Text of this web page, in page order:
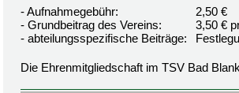
- Aufnahmegebühr:
- Grundbeitrag des Vereins:
- abteilungsspezifische Beiträge:
2,50 €
3,50 €
Die Ehrenmitgliedschaft im TSV Bad